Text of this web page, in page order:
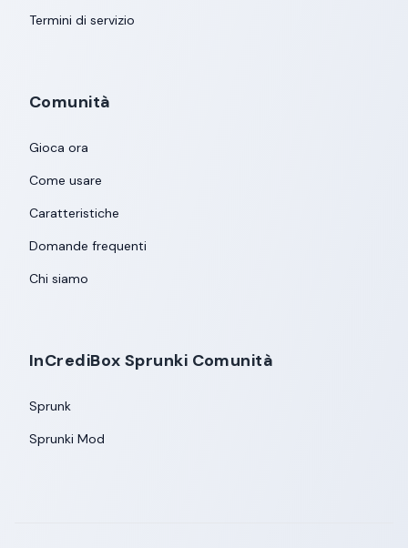
Termini di servizio
Comunità
Gioca ora
Come usare
Caratteristiche
Domande frequenti
Chi siamo
InCrediBox Sprunki Comunità
Sprunk
Sprunki Mod